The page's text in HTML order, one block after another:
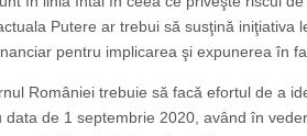
Putere ar trebui să susţină
pentru implicarea şi expunerea în
României trebuie să facă efortul de a
data de 1 septembrie 2020, având în